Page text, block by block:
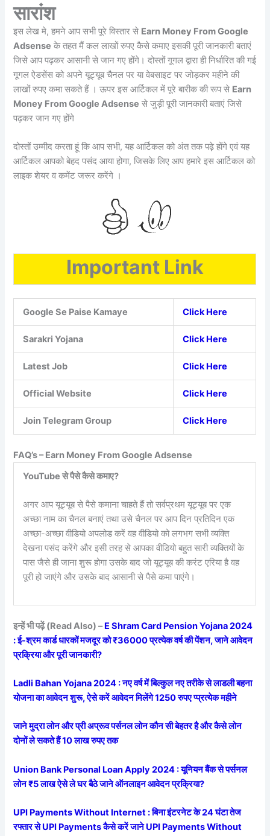
सारांश
इस लेख मे, हमने आप सभी पूरे विस्तार से Earn Money From Google
Adsense के तहत मैं कल लाखों रुपए कैसे कमाए इसकी पूरी जानकारी बताएं
जिसे आप पढ़कर आसानी से जान गए होंगे। दोस्तों गूगल द्वारा ही निर्धारित की गई
गूगल ऐडसेंस को अपने यूट्यूब चैनल पर या वेबसाइट पर जोड़कर महीने की
लाखों रुपए कमा सकते हैं । ऊपर इस आर्टिकल में पूरे बारीक की रूप से Earn
Money From Google Adsense से जुड़ी पूरी जानकारी बताएं जिसे
पढ़कर जान गए होंगे
दोस्तों उम्मीद करता हूं कि आप सभी, यह आर्टिकल को अंत तक पढ़े होंगे एवं यह
आर्टिकल आपको बेहद पसंद आया होगा, जिसके लिए आप हमारे इस आर्टिकल को
लाइक शेयर व कमेंट जरूर करेंगे ।
Important Link
Google Se Paise Kamaye Click Here
Sarakri Yojana Click Here
Latest Job Click Here
Official Website Click Here
Join Telegram Group Click Here
FAQ’s – Earn Money From Google Adsense
YouTube से पैसे कैसे कमाए?
अगर आप यूट्यूब से पैसे कमाना चाहते हैं तो सर्वप्रथम यूट्यूब पर एक
अच्छा नाम का चैनल बनाएं तथा उसे चैनल पर आप दिन प्रतिदिन एक
अच्छा-अच्छा वीडियो अपलोड करें वह वीडियो को लगभग सभी व्यक्ति
देखना पसंद करेंगे और इसी तरह से आपका वीडियो बहुत सारी व्यक्तियों के
पास जैसे ही जाना शुरू होगा उसके बाद जो यूट्यूब की करंट एरिया है वह
पूरी हो जाएंगे और उसके बाद आसानी से पैसे कमा पाएंगे।
इन्हें भी पढ़ें (Read Also) –E Shram Card Pension Yojana 2024
: ई-श्रम कार्ड धारकों मजदूर को ₹36000 प्रत्येक वर्ष की पेंशन, जाने आवेदन
प्रक्रिया और पूरी जानकारी?
Ladli Bahan Yojana 2024 : नए वर्ष में बिल्कुल नए तरीके से लाडली बहना
योजना का आवेदन शुरू, ऐसे करें आवेदन मिलेंगे 1250 रुपए प्प्रत्येक महीने
जाने मुद्रा लोन और प्री अप्रूव पर्सनल लोन कौन सी बेहतर है और कैसे लोन
दोनों ले सकते हैं 10 लाख रुपए तक
Union Bank Personal Loan Apply 2024 : यूनियन बैंक से पर्सनल
लोन ₹5 लाख ऐसे ले घर बैठे जाने ऑनलाइन आवेदन प्रक्रिया?
UPI Payments Without Internet : बिना इंटरनेट के 24 घंटा तेज
रफ्तार से UPI Payments कैसे करें जाने UPI Payments Without